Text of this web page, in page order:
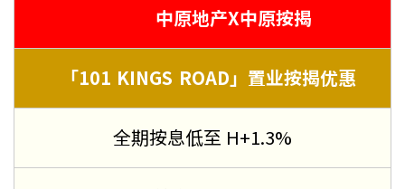
中原地产X中原按揭
「101 KINGS ROAD」置业按揭优惠
全期按息低至 H+1.3%